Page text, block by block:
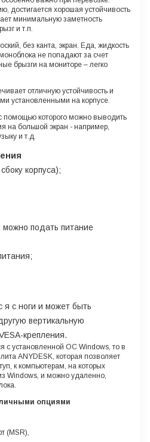
достигается хорошая устойчивость
минимальную заметность
и т.п.
без канта, экран. Еда, жидкость
не попадают за счет
брызги на мониторе – легко
отличную устойчивость и
установленными на корпусе.
помощью которого можно выводить
на большой экран - например,
и т.д.
корпуса);
можно подать питание
я с ноги и может быть
вертикальную
крепления.
с установленной ОС Windows, то в
ANYDESK, которая позволяет
к компьютерам, на которых
Windows, и можно удаленно,
опциями
(MSR),